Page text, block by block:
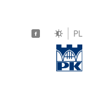
PL